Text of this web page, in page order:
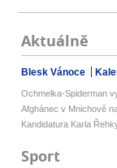
Aktuálně
Blesk Vánoce
Ochmelka-Spiderman
Afghánec v Mnichově
Kandidatura Karla
Sport